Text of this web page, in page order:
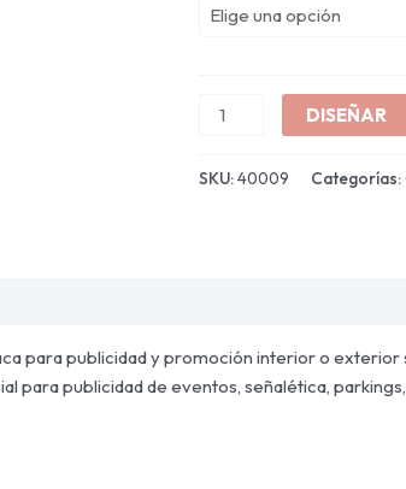
DISEÑAR
SKU:40009 Categorías:
para publicidad y promoción interior o
para publicidad de eventos, señalética,